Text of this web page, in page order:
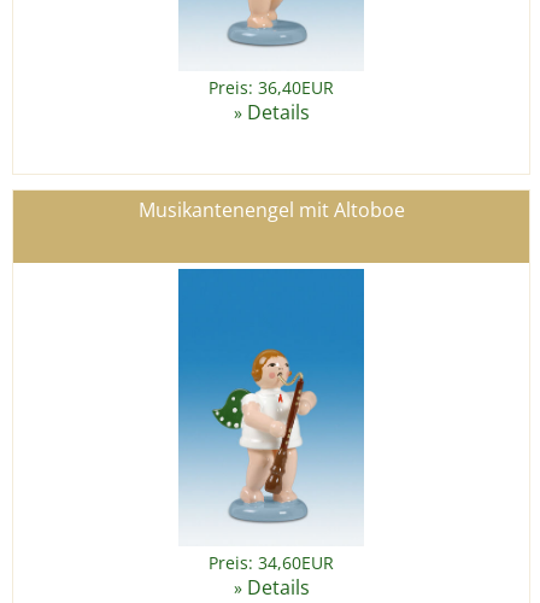
Preis: 36,40EUR
» Details
Musikantenengel mit Altoboe
Preis: 34,60EUR
» Details